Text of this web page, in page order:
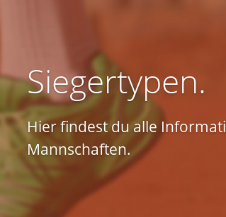
Siegertypen.
Hier findest du alle
Mannschaften.